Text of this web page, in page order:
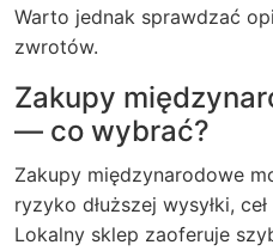
Warto jednak sprawdzać
zwrotów.
Zakupy
— co wybrać?
Zakupy międzynarodowe
ryzyko dłuższej wysyłki,
Lokalny sklep zaoferuje